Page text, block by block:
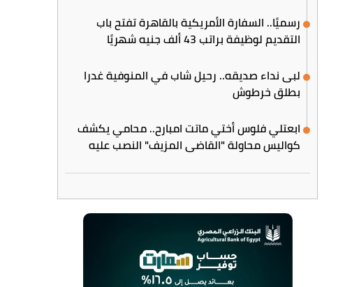
رسميًا.. السفارة الأمريكية بالقاهرة تفتح باب
التقديم لوظيفة براتب 43 ألف جنيه شهريًا
لبى نداء صديقه.. رحيل شاب في المنوفية غدرا
بطلق خرطوش
ابعتلي فلوس أختي ماتت امبارح.. محامي يكشف
كواليس محاولة "القاضي المزيف" النصب عليه